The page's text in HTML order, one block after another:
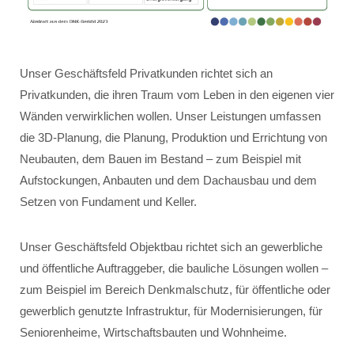
Unser Geschäftsfeld Privatkunden richtet sich an
Privatkunden, die ihren Traum vom Leben in den eigenen vier
Wänden verwirklichen wollen. Unser Leistungen umfassen
die 3D-Planung, die Planung, Produktion und Errichtung von
Neubauten, dem Bauen im Bestand – zum Beispiel mit
Aufstockungen, Anbauten und dem Dachausbau und dem
Setzen von Fundament und Keller.
Unser Geschäftsfeld Objektbau richtet sich an gewerbliche
und öffentliche Auftraggeber, die bauliche Lösungen wollen –
zum Beispiel im Bereich Denkmalschutz, für öffentliche oder
gewerblich genutzte Infrastruktur, für Modernisierungen, für
Seniorenheime, Wirtschaftsbauten und Wohnheime.